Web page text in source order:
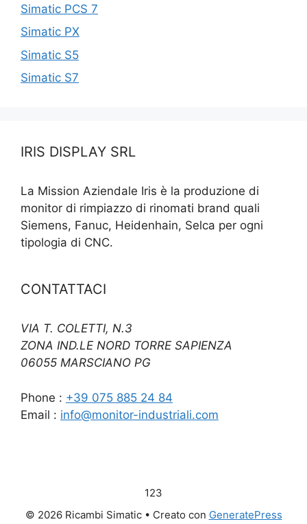
Simatic PCS 7
Simatic PX
Simatic S5
Simatic S7
IRIS DISPLAY SRL
La Mission Aziendale Iris è la produzione di
monitor di rimpiazzo di rinomati brand quali
Siemens, Fanuc, Heidenhain, Selca per ogni
tipologia di CNC.
CONTATTACI
VIA T. COLETTI, N.3
ZONA IND.LE NORD TORRE SAPIENZA
06055 MARSCIANO PG
Phone : +39 075 885 24 84
Email : info@monitor-industriali.com
123
© 2026 Ricambi Simatic• Creato con GeneratePress